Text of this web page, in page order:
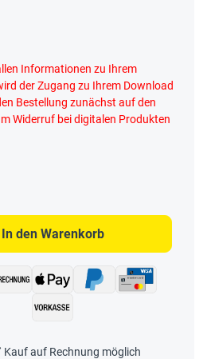
Informationen zu Ihrem
der Zugang zu Ihrem Download
Bestellung zunächst auf den
Widerruf bei digitalen Produkten
Wert ein oder
In den Warenkorb
Kauf auf Rechnung möglich